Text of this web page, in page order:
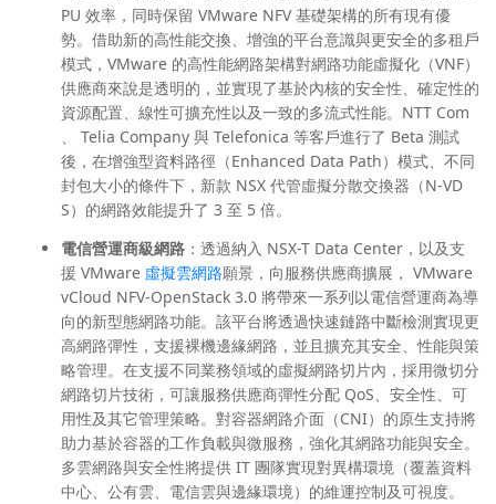
PU 效率，同時保留 VMware NFV 基礎架構的所有現有優
勢。借助新的高性能交換、增強的平台意識與更安全的多租戶
模式，VMware 的高性能網路架構對網路功能虛擬化（VNF）
供應商來說是透明的，並實現了基於內核的安全性、確定性的
資源配置、線性可擴充性以及一致的多流式性能。NTT Com
、 Telia Company 與 Telefonica 等客戶進行了 Beta 測試
後，在增強型資料路徑（Enhanced Data Path）模式、不同
封包大小的條件下，新款 NSX 代管虛擬分散交換器（N-VD
S）的網路效能提升了 3 至 5 倍。
電信營運商級網路 ：透過納入 NSX-T Data Center，以及支
援 VMware 虛擬雲網路願景，向服務供應商擴展， VMware
vCloud NFV-OpenStack 3.0 將帶來一系列以電信營運商為導
向的新型態網路功能。該平台將透過快速鏈路中斷檢測實現更
高網路彈性，支援裸機邊緣網路，並且擴充其安全、性能與策
略管理。在支援不同業務領域的虛擬網路切片內，採用微切分
網路切片技術，可讓服務供應商彈性分配 QoS、安全性、可
用性及其它管理策略。對容器網路介面（CNI）的原生支持將
助力基於容器的工作負載與微服務，強化其網路功能與安全。
多雲網路與安全性將提供 IT 團隊實現對異構環境（覆蓋資料
中心、公有雲、電信雲與邊緣環境）的維運控制及可視度。